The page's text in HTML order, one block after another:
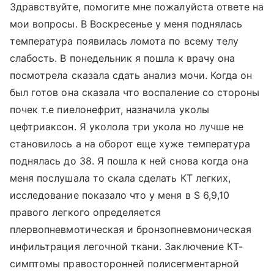
Здравствуйте, помогите мне пожалуйста ответе на
мои вопросы. В Воскресенье у меня поднялась
температура появилась ломота по всему телу
слабость. В понедельник я пошла к врачу она
посмотрела сказала сдать анализ мочи. Когда он
был готов она сказала что воспаление со стороны
почек т.е пиелонефрит, назначила уколы
цефтриаксон. Я уколола три укола но лучше не
становилось а на оборот еще хуже температура
поднялась до 38. Я пошла к ней снова когда она
меня послушала то скала сделать КТ легких,
исследование показало что у меня в S 6,9,10
правого легкого определяется
плервопневмотическая и бронзопневмоническая
инфильтрация легочной ткани. Заключение КТ-
симптомы правосторонней полисегментарной